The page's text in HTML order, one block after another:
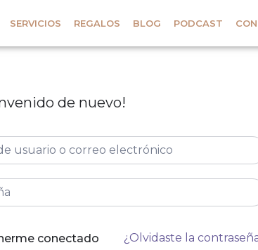
SERVICIOS REGALOS BLOG PODCAST
de nuevo!
conectado ¿Olvidaste la